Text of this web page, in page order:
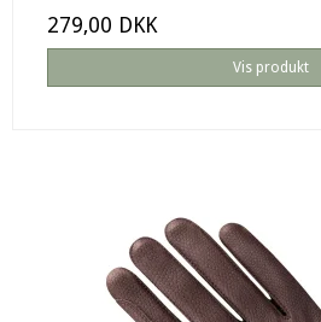
279,00 DKK
Vis produkt